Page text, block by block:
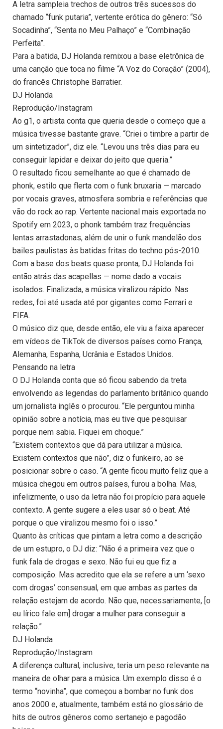
A letra sampleia trechos de outros três sucessos do
chamado “funk putaria”, vertente erótica do gênero: “Só
Socadinha”, “Senta no Meu Palhaço” e “Combinação
Perfeita”.
Para a batida, DJ Holanda remixou a base eletrônica de
uma canção que toca no filme “A Voz do Coração” (2004),
do francês Christophe Barratier.
DJ Holanda
Reprodução/Instagram
Ao g1, o artista conta que queria desde o começo que a
música tivesse bastante grave. “Criei o timbre a partir de
um sintetizador”, diz ele. “Levou uns três dias para eu
conseguir lapidar e deixar do jeito que queria.”
O resultado ficou semelhante ao que é chamado de
phonk, estilo que flerta com o funk bruxaria — marcado
por vocais graves, atmosfera sombria e referências que
vão do rock ao rap. Vertente nacional mais exportada no
Spotify em 2023, o phonk também traz frequências
lentas arrastadonas, além de unir o funk mandelão dos
bailes paulistas às batidas fritas do techno pós-2010.
Com a base dos beats quase pronta, DJ Holanda foi
então atrás das acapellas — nome dado a vocais
isolados. Finalizada, a música viralizou rápido. Nas
redes, foi até usada até por gigantes como Ferrari e
FIFA.
O músico diz que, desde então, ele viu a faixa aparecer
em vídeos de TikTok de diversos países como França,
Alemanha, Espanha, Ucrânia e Estados Unidos.
Pensando na letra
O DJ Holanda conta que só ficou sabendo da treta
envolvendo as legendas do parlamento britânico quando
um jornalista inglês o procurou. “Ele perguntou minha
opinião sobre a notícia, mas eu tive que pesquisar
porque nem sabia. Fiquei em choque.”
“Existem contextos que dá para utilizar a música.
Existem contextos que não”, diz o funkeiro, ao se
posicionar sobre o caso. “A gente ficou muito feliz que a
música chegou em outros países, furou a bolha. Mas,
infelizmente, o uso da letra não foi propício para aquele
contexto. A gente sugere a eles usar só o beat. Até
porque o que viralizou mesmo foi o isso.”
Quanto às críticas que pintam a letra como a descrição
de um estupro, o DJ diz: “Não é a primeira vez que o
funk fala de drogas e sexo. Não fui eu que fiz a
composição. Mas acredito que ela se refere a um ‘sexo
com drogas’ consensual, em que ambas as partes da
relação estejam de acordo. Não que, necessariamente, [o
eu lírico fale em] drogar a mulher para conseguir a
relação.”
DJ Holanda
Reprodução/Instagram
A diferença cultural, inclusive, teria um peso relevante na
maneira de olhar para a música. Um exemplo disso é o
termo “novinha”, que começou a bombar no funk dos
anos 2000 e, atualmente, também está no glossário de
hits de outros gêneros como sertanejo e pagodão